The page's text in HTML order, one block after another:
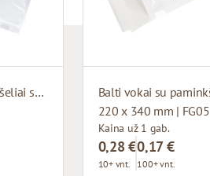
Polipropileniniai maišeliai su lipniu atvartu
220 x 340 mm | FG05
Kaina už 1 gab.
0,28 €
10+ vnt.
0,17 €
100+ vnt.